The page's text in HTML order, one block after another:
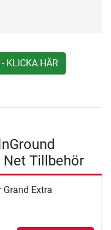
KLICKA HÄR
Tillbehör
Grand Extra